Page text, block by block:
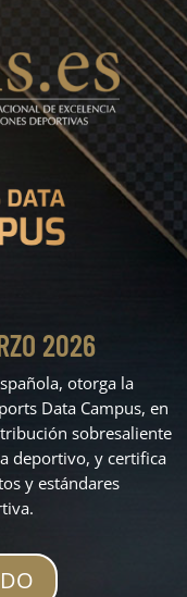
2026
otorga la
Data Campus, en
sobresaliente
deportivo, y certifica
y estándares